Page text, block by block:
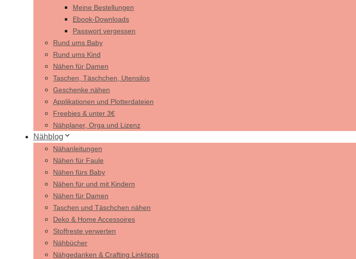
Meine Bestellungen
Ebook-Downloads
Passwort vergessen
Rund ums Baby
Rund ums Kind
Nähen für Damen
Taschen, Täschchen, Utensilos
Geschenke nähen
Applikationen und Plotterdateien
Freebies & unter 3€
Nähplaner, Orga und Lizenz
Nähblog
Nähanleitungen
Nähen für Faule
Nähen fürs Baby
Nähen für und mit Kindern
Nähen für Damen
Taschen und Täschchen nähen
Deko & Home Accessoires
Stoffreste verwerten
Nähbücher
Nähgedanken & Crafting Linktipps